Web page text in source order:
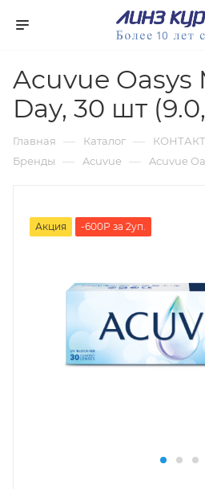
Acuvue Oasys
Day, 30 шт
Главная — Каталог —
Бренды — Acuvue — Acuvue
Акция -600Р за 2уп.